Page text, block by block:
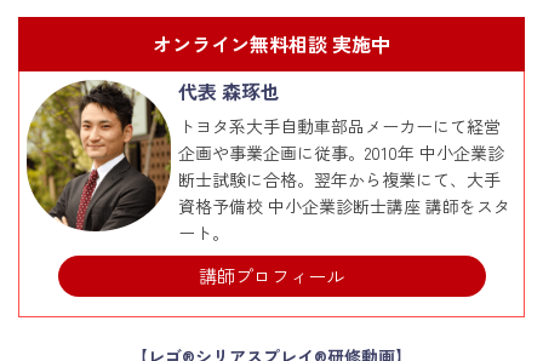
オンライン無料相談 実施中
代表 森琢也
トヨタ系大手自動車部品メーカーにて経営
企画や事業企画に従事。2010年 中小企業診
断士試験に合格。翌年から複業にて、大手
資格予備校 中小企業診断士講座 講師をスタ
ート。
講師プロフィール
【レゴ®シリアスプレイ®研修動画】